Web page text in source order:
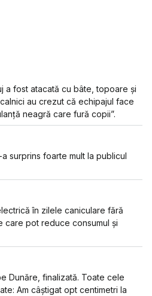
a fost atacată cu bâte, topoare și
au crezut că echipajul face
neagră care fură copii”.
surprins foarte mult la publicul
în zilele caniculare fără
care pot reduce consumul și
Dunăre, finalizată. Toate cele
Am câștigat opt centimetri la